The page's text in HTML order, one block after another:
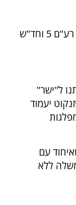
"ישר!" 16, הדמוקרטים 10, ישראל ביתנו 9, עוצמה יהודית 9, ש"ס 8, יהדות התורה 7, רע"ם 5 וחד"ש
ל"ישר"
שאם גדי איזנקוט יעמוד
המפלגות
47 מנדטים, בעוד שאיחוד עם
ממשלה ללא